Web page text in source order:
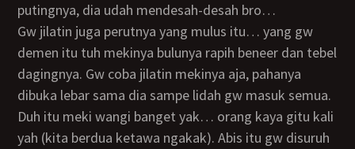
putingnya, dia udah mendesah-desah bro…
Gw jilatin juga perutnya yang mulus itu… yang gw
demen itu tuh mekinya bulunya rapih beneer dan tebel
dagingnya. Gw coba jilatin mekinya aja, pahanya
dibuka lebar sama dia sampe lidah gw masuk semua.
Duh itu meki wangi banget yak… orang kaya gitu kali
yah (kita berdua ketawa ngakak). Abis itu gw disuruh